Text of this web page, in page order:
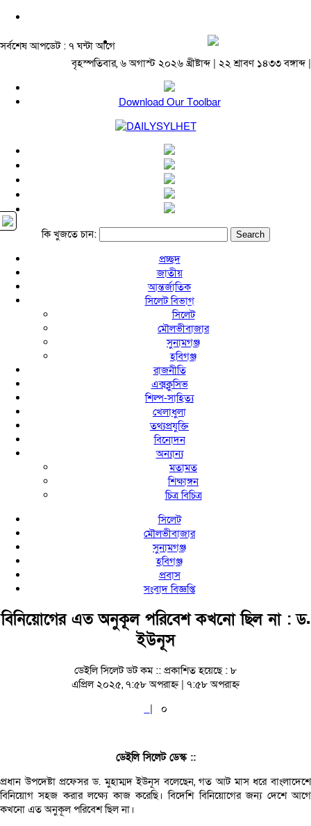
সর্বশেষ আপডেট : ৭ ঘন্টা আগে
বৃহস্পতিবার, ৬ অগাস্ট ২০২৬ খ্রীষ্টাব্দ | ২২ শ্রাবণ ১৪৩৩ বঙ্গাব্দ |
Download Our Toolbar
কি খুজতে চান:
প্রচ্ছদ
জাতীয়
আন্তর্জাতিক
সিলেট বিভাগ
সিলেট
মৌলভীবাজার
সুনামগঞ্জ
হবিগঞ্জ
রাজনীতি
এক্সক্লুসিভ
শিল্প-সাহিত্য
খেলাধুলা
তথ্যপ্রযুক্তি
বিনোদন
অন্যান্য
মতামত
শিক্ষাঙ্গন
চিত্র বিচিত্র
সিলেট
মৌলভীবাজার
সুনামগঞ্জ
হবিগঞ্জ
প্রবাস
সংবাদ বিজ্ঞপ্তি
বিনিয়োগের এত অনুকূল পরিবেশ কখনো ছিল না : ড.
ইউনূস
ডেইলি সিলেট ডট কম :: প্রকাশিত হয়েছে : ৮
এপ্রিল ২০২৫, ৭:৫৮ অপরাহ্ন | ৭:৫৮ অপরাহ্ন
|
০
ডেইলি সিলেট ডেস্ক ::
প্রধান উপদেষ্টা প্রফেসর ড. মুহাম্মদ ইউনূস বলেছেন, গত আট মাস ধরে বাংলাদেশে
বিনিয়োগ সহজ করার লক্ষ্যে কাজ করেছি। বিদেশি বিনিয়োগের জন্য দেশে আগে
কখনো এত অনুকূল পরিবেশ ছিল না।